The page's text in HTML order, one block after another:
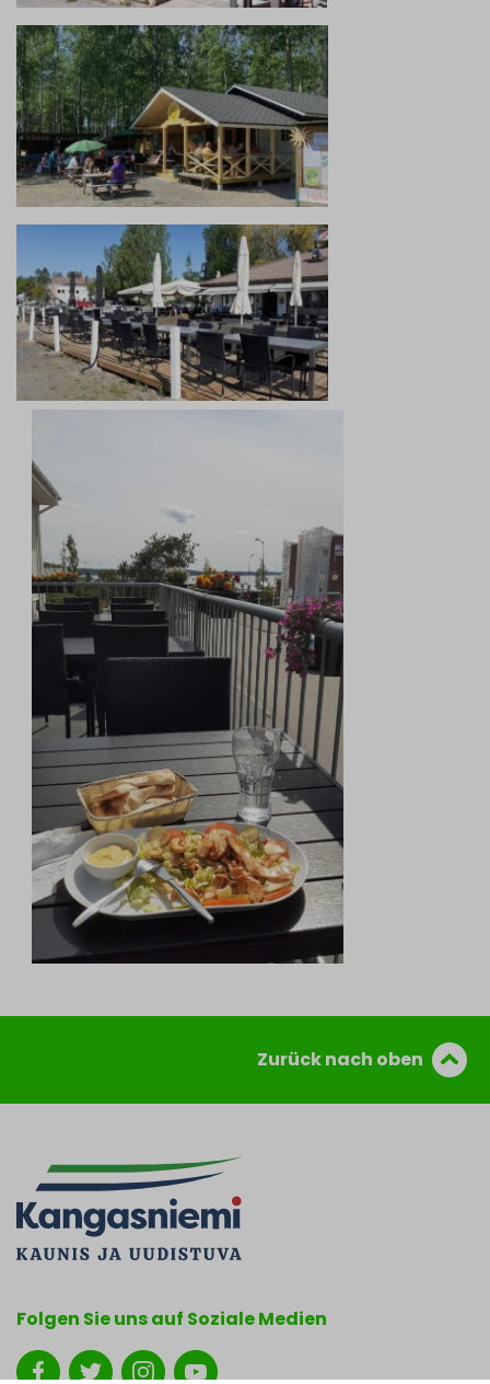
Zurück nach oben
Folgen Sie uns auf Soziale Medien